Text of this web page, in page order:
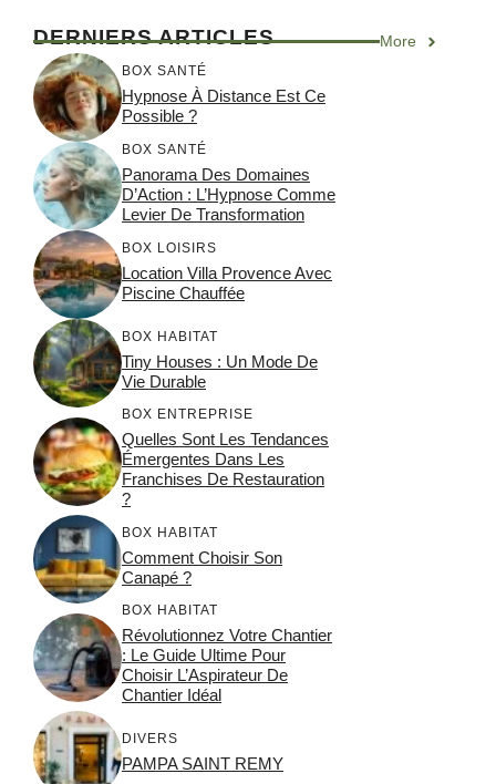
DERNIERS ARTICLES More
BOX SANTÉ
Hypnose À Distance Est Ce
Possible ?
BOX SANTÉ
Panorama Des Domaines
D’Action : L’Hypnose Comme
Levier De Transformation
BOX LOISIRS
Location Villa Provence Avec
Piscine Chauffée
BOX HABITAT
Tiny Houses : Un Mode De
Vie Durable
BOX ENTREPRISE
Quelles Sont Les Tendances
Émergentes Dans Les
Franchises De Restauration
?
BOX HABITAT
Comment Choisir Son
Canapé ?
BOX HABITAT
Révolutionnez Votre Chantier
: Le Guide Ultime Pour
Choisir L’Aspirateur De
Chantier Idéal
DIVERS
PAMPA SAINT REMY